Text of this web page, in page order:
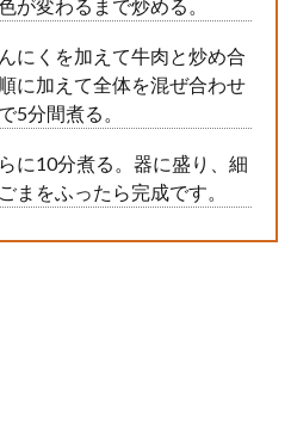
が変わるまで炒める。
にくを加えて牛肉と炒め合
に加えて全体を混ぜ合わせ
5分間煮る。
に10分煮る。器に盛り、細
まをふったら完成です。